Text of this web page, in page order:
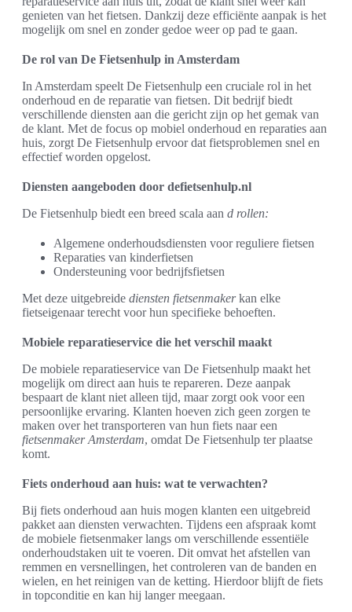
genieten van het fietsen. Dankzij deze efficiënte aanpak is het
mogelijk om snel en zonder gedoe weer op pad te gaan.
De rol van De Fietsenhulp in Amsterdam
In Amsterdam speelt De Fietsenhulp een cruciale rol in het
onderhoud en de reparatie van fietsen. Dit bedrijf biedt
verschillende diensten aan die gericht zijn op het gemak van
de klant. Met de focus op mobiel onderhoud en reparaties aan
huis, zorgt De Fietsenhulp ervoor dat fietsproblemen snel en
effectief worden opgelost.
Diensten aangeboden door defietsenhulp.nl
De Fietsenhulp biedt een breed scala aan d rollen:
Algemene onderhoudsdiensten voor reguliere fietsen
Reparaties van kinderfietsen
Ondersteuning voor bedrijfsfietsen
Met deze uitgebreide diensten fietsenmakerkan elke
fietseigenaar terecht voor hun specifieke behoeften.
Mobiele reparatieservice die het verschil maakt
De mobiele reparatieservice van De Fietsenhulp maakt het
mogelijk om direct aan huis te repareren. Deze aanpak
bespaart de klant niet alleen tijd, maar zorgt ook voor een
persoonlijke ervaring. Klanten hoeven zich geen zorgen te
maken over het transporteren van hun fiets naar een
fietsenmaker Amsterdam, omdat De Fietsenhulp ter plaatse
komt.
Fiets onderhoud aan huis: wat te verwachten?
Bij fiets onderhoud aan huis mogen klanten een uitgebreid
pakket aan diensten verwachten. Tijdens een afspraak komt
de mobiele fietsenmaker langs om verschillende essentiële
onderhoudstaken uit te voeren. Dit omvat het afstellen van
remmen en versnellingen, het controleren van de banden en
wielen, en het reinigen van de ketting. Hierdoor blijft de fiets
in topconditie en kan hij langer meegaan.